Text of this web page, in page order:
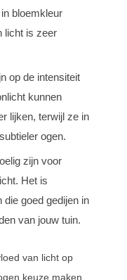
bloemkleur
licht is zeer
op de intensiteit
kunnen
lijken, terwijl ze in
ogen.
zijn voor
Het is
goed gedijen in
van jouw tuin.
van licht op
keuze maken